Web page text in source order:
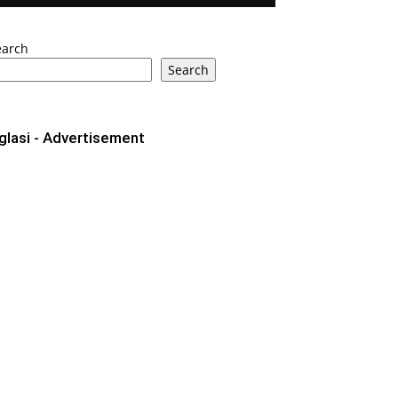
Search
- Advertisement